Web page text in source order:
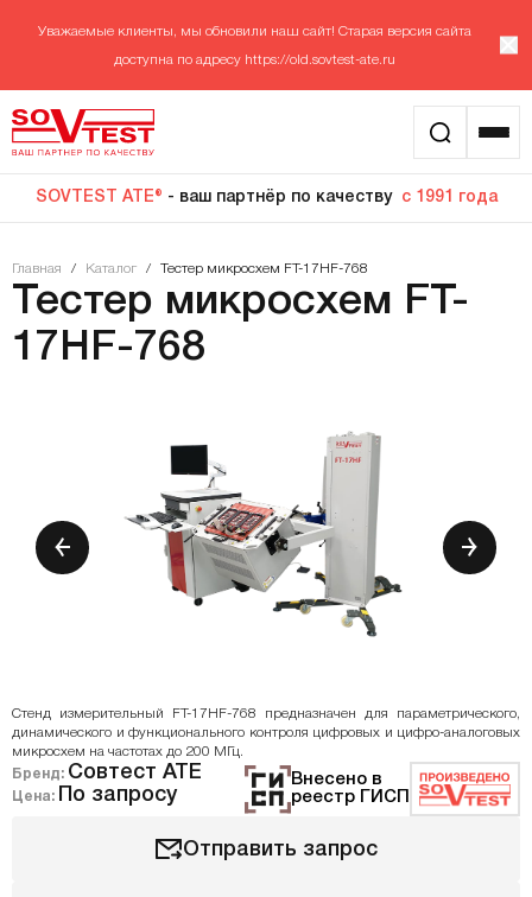
Уважаемые клиенты, мы обновили наш сайт! Старая версия сайта
доступна по адресу https://old.sovtest-ate.ru
SOVTEST ATE® - ваш партнёр по качеству с 1991 года
Главная / Каталог / Тестер микросхем FT-17HF-768
Тестер микросхем FT-
17HF-768
Стенд измерительный FT-17HF-768 предназначен для параметрического,
динамического и функционального контроля цифровых и цифро-аналоговых
микросхем на частотах до 200 МГц.
Бренд: Совтест АТЕ
Цена: По запросу
Внесено в
реестр ГИСП
Отправить запрос